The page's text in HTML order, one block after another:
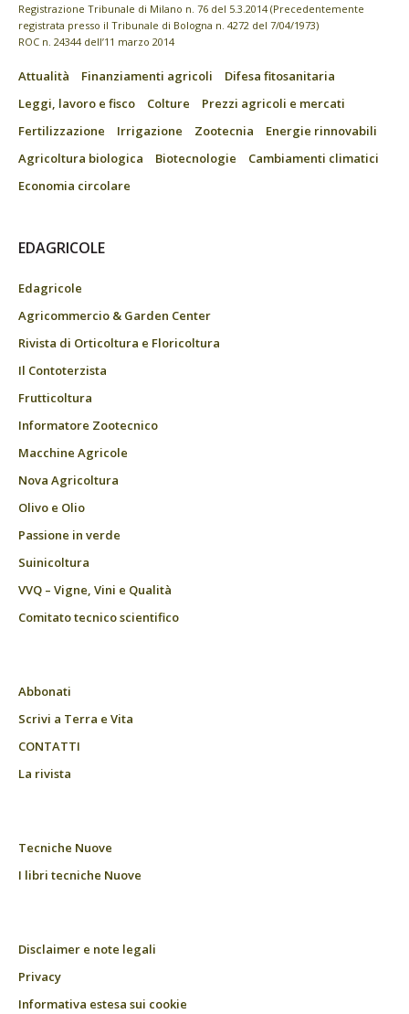
Registrazione Tribunale di Milano n. 76 del 5.3.2014 (Precedentemente
registrata presso il Tribunale di Bologna n. 4272 del 7/04/1973)
ROC n. 24344 dell’11 marzo 2014
Attualità Finanziamenti agricoli
Difesa fitosanitaria
Leggi, lavoro e fisco
Colture
Prezzi agricoli e mercati
Fertilizzazione
Irrigazione Zootecnia
Energie rinnovabili
Agricoltura biologica
Biotecnologie
Cambiamenti climatici
Economia circolare
EDAGRICOLE
Edagricole
Agricommercio & Garden Center
Rivista di Orticoltura e Floricoltura
Il Contoterzista
Frutticoltura
Informatore Zootecnico
Macchine Agricole
Nova Agricoltura
Olivo e Olio
Passione in verde
Suinicoltura
VVQ – Vigne, Vini e Qualità
Comitato tecnico scientifico
Abbonati
Scrivi a Terra e Vita
CONTATTI
La rivista
Tecniche Nuove
I libri tecniche Nuove
Disclaimer e note legali
Privacy
Informativa estesa sui cookie